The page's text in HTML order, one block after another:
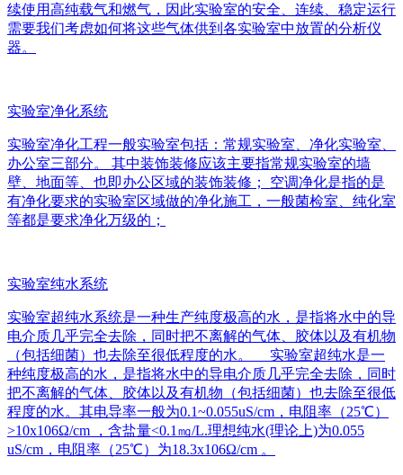
续使用高纯载气和燃气，因此实验室的安全、连续、稳定运行
需要我们考虑如何将这些气体供到各实验室中放置的分析仪
器。
实验室净化系统
实验室净化工程一般实验室包括：常规实验室、净化实验室、
办公室三部分。 其中装饰装修应该主要指常规实验室的墙
壁、地面等、也即办公区域的装饰装修； 空调净化是指的是
有净化要求的实验室区域做的净化施工，一般菌检室、纯化室
等都是要求净化万级的；
实验室纯水系统
实验室超纯水系统是一种生产纯度极高的水，是指将水中的导
电介质几乎完全去除，同时把不离解的气体、胶体以及有机物
（包括细菌）也去除至很低程度的水。 实验室超纯水是一
种纯度极高的水，是指将水中的导电介质几乎完全去除，同时
把不离解的气体、胶体以及有机物（包括细菌）也去除至很低
程度的水。其电导率一般为0.1~0.055uS/cm，电阻率（25℃）
>10x106Ω/cm ，含盐量<0.1㎎/L.理想纯水(理论上)为0.055
uS/cm，电阻率（25℃）为18.3x106Ω/cm 。